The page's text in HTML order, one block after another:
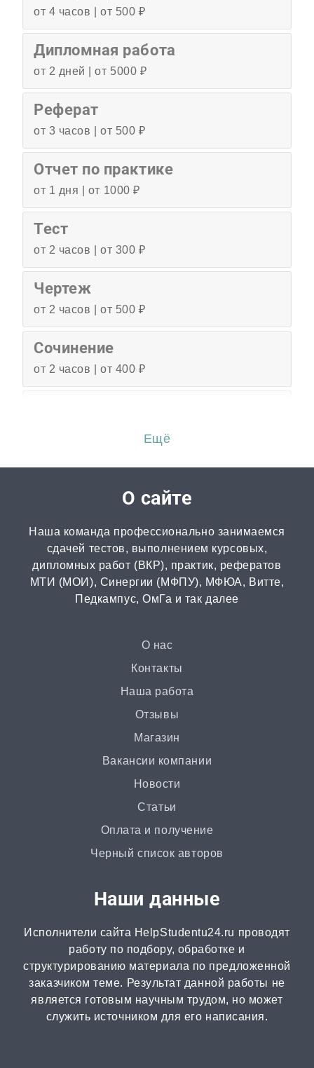
от 4 часов | от 500 ₽
Дипломная работа
от 2 дней | от 5000 ₽
Реферат
от 3 часов | от 500 ₽
Отчет по практике
от 1 дня | от 1000 ₽
Тест
от 2 часов | от 300 ₽
Чертеж
от 2 часов | от 500 ₽
Сочинение
от 2 часов | от 400 ₽
Перевод
Диссертация
от 15 дней | от 15000 ₽
Бизнес-план
от 3 часов | от 500 ₽
от 3 часов | от 500 ₽
от 2 часов | от 500 ₽
от 3 часов | от 500 ₽
от 2 часов | от 300 ₽
Рецензия
от 2 часов | от 500 ₽
Монография
2 часа | от 1000 ₽
Ещё
О сайте
Наша команда профессионально занимаемся
сдачей тестов, выполнением курсовых,
дипломных работ (ВКР), практик, рефератов
МТИ (МОИ), Синергии (МФПУ), МФЮА, Витте,
Педкампус, ОмГа и так далее
О нас
Контакты
Наша работа
Отзывы
Магазин
Вакансии компании
Новости
Статьи
Оплата и получение
Черный список авторов
Наши данные
Исполнители сайта HelpStudentu24.ru проводят
работу по подбору, обработке и
структурированию материала по предложенной
заказчиком теме. Результат данной работы не
является готовым научным трудом, но может
служить источником для его написания.